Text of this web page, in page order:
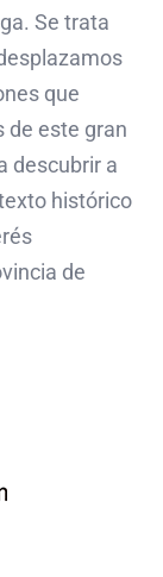
Se trata
que
de este gran
descubrir a
histórico
de